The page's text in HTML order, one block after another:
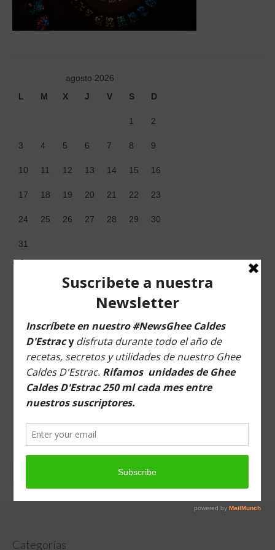
Tiendas
Contacto
agosto 2026
L
M X J V S D
1 2
3 4 5 6 7 8 9
10 11 12 13 14 15 16
17 18 19 20 21 22 23
24 25 26 27 28 29 30
31
« Jun
Musica para relajarte
Buscar en esta web
Categorías